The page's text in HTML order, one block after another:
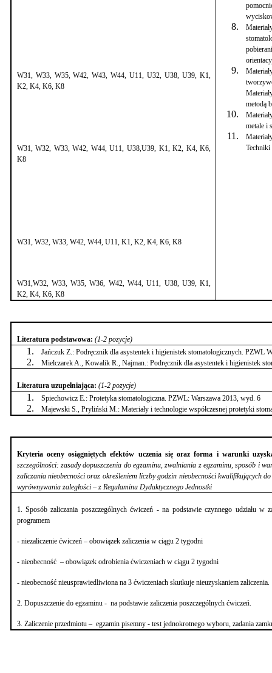
W31, W33, W35, W42, W43, W44, U11, U32, U38, U39, K1,
K2, K4, K6, K8
W31, W32, W33, W42, W44, U11, U38,U39, K1, K2, K4, K6,
K8
W31, W32, W33, W42, W44, U11, K1, K2, K4, K6, K8
W31,W32, W33, W35, W36, W42, W44, U11, U38, U39, K1,
K2, K4, K6, K8
metodą
metale i
Techniki
Literatura podstawowa: (1-2 pozycje)
Jańczuk Z.: Podręcznik dla asystentek i higienistek stomatologicznych. PZWL
Mielczarek A., Kowalik R., Najman.: Podręcznik dla asystentek i higienistek
Literatura uzupełniająca: (1-2 pozycje)
Spiechowicz E.: Protetyka stomatologiczna. PZWL: Warszawa 2013, wyd. 6
Majewski S., Pryliński M.: Materiały i technologie współczesnej protetyki
Kryteria oceny osiągniętych efektów uczenia się oraz forma i warunki
szczególności: zasady dopuszczenia do egzaminu, zwalniania z egzaminu, sposób i
zaliczania nieobecności oraz określeniem liczby godzin nieobecności kwalifikujących
wyrównywania zaległości – z Regulaminu Dydaktycznego Jednostki
1. Sposób zaliczania poszczególnych ćwiczeń - na podstawie czynnego udziału w
programem
- niezaliczenie ćwiczeń – obowiązek zaliczenia w ciągu 2 tygodni
- nieobecność – obowiązek odrobienia ćwiczeniach w ciągu 2 tygodni
- nieobecność nieusprawiedliwiona na 3 ćwiczeniach skutkuje nieuzyskaniem zaliczenia.
2. Dopuszczenie do egzaminu - na podstawie zaliczenia poszczególnych ćwiczeń.
3. Zaliczenie przedmiotu – egzamin pisemny - test jednokrotnego wyboru, zadania